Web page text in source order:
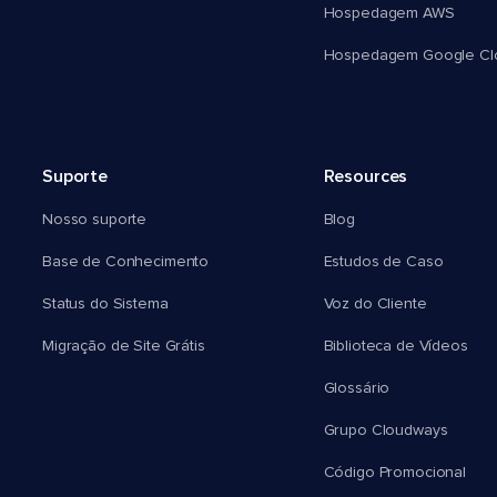
Hospedagem AWS
Hospedagem Google
Suporte
Nosso suporte
Base de Conhecimento
Status do Sistema
Migração de Site Grátis
Resources
Blog
Estudos de Caso
Voz do Cliente
Biblioteca de Vídeos
Glossário
Grupo Cloudways
Código Promocional